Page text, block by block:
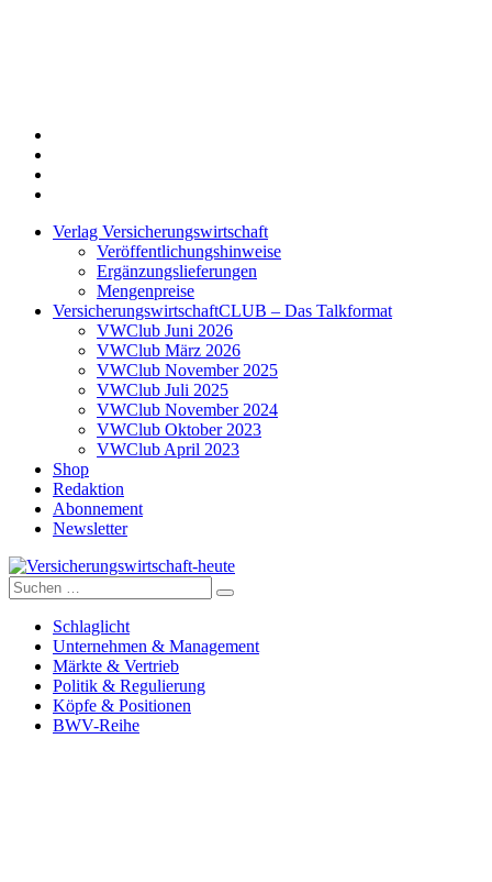
Verlag Versicherungswirtschaft
Veröffentlichungshinweise
Ergänzungslieferungen
Mengenpreise
VersicherungswirtschaftCLUB – Das Talkformat
VWClub Juni 2026
VWClub März 2026
VWClub November 2025
VWClub Juli 2025
VWClub November 2024
VWClub Oktober 2023
VWClub April 2023
Shop
Redaktion
Abonnement
Newsletter
Versicherungswirtschaft-heute
Suche
nach:
Schlaglicht
Unternehmen & Management
Märkte & Vertrieb
Politik & Regulierung
Köpfe & Positionen
BWV-Reihe